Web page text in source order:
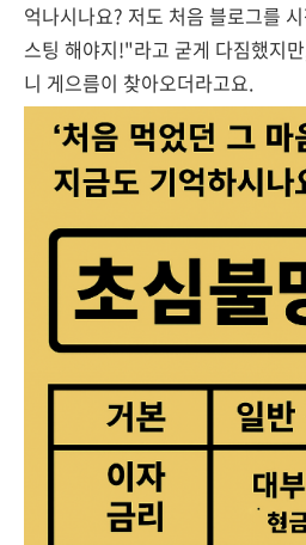
억나시나요? 저도 처음 블로그를
스팅 해야지!"라고 굳게 다짐했지
니 게으름이 찾아오더라고요.